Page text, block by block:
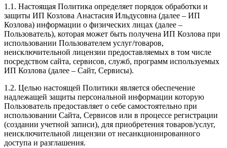
1.1. Настоящая Политика определяет порядок обработки и
защиты ИП Козлова Анастасия Ильдусовна (далее – ИП
Козлова) информации о физических лицах (далее –
Пользователь), которая может быть получена ИП Козлова при
использовании Пользователем услуг/товаров,
неисключительной лицензии предоставляемых в том числе
посредством сайта, сервисов, служб, программ используемых
ИП Козлова (далее – Сайт, Сервисы).
1.2. Целью настоящей Политики является обеспечение
надлежащей защиты персональной информации которую
Пользователь предоставляет о себе самостоятельно при
использовании Сайта, Сервисов или в процессе регистрации
(создании учетной записи), для приобретения товаров/услуг,
неисключительной лицензии от несанкционированного
доступа и разглашения.